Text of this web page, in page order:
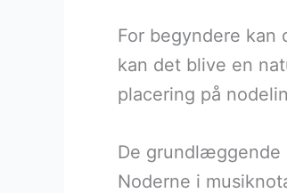
For begyndere
kan det blive en
placering på
De grundlæggende
Noderne i